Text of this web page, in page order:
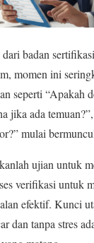
badan
momen ini
seperti “Apakah
jika ada
mulai
ujian untuk
verifikasi untuk
efektif. Kunci
dan tanpa stres